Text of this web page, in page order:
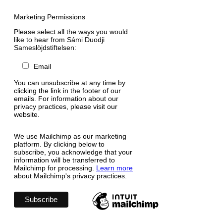
Marketing Permissions
Please select all the ways you would
like to hear from Sámi Duodji
Sameslöjdstiftelsen:
Email
You can unsubscribe at any time by
clicking the link in the footer of our
emails. For information about our
privacy practices, please visit our
website.
We use Mailchimp as our marketing
platform. By clicking below to
subscribe, you acknowledge that your
information will be transferred to
Mailchimp for processing. Learn more
about Mailchimp's privacy practices.